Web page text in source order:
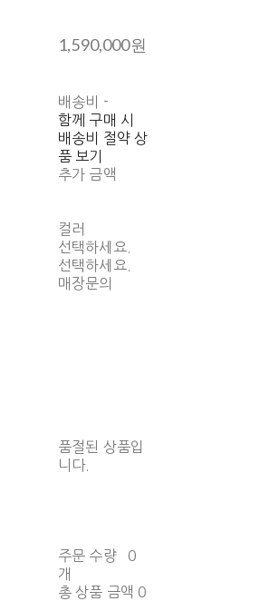
1,590,000원
배송비 -
함께 구매 시
배송비 절약 상
품 보기
추가 금액
컬러
선택하세요.
선택하세요.
매장문의
품절된 상품입
니다.
주문 수량
0
개
총 상품 금액 0